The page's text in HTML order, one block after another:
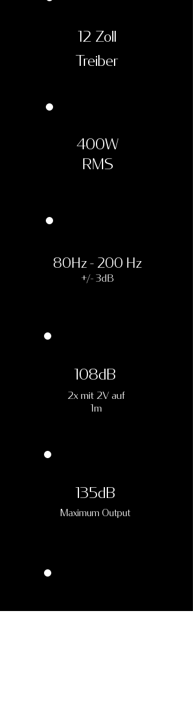
12 Zoll
Treiber
400W
RMS
80Hz - 200 Hz
+/- 3dB
108dB
2x mit 2V auf
1m
135dB
Maximum Output